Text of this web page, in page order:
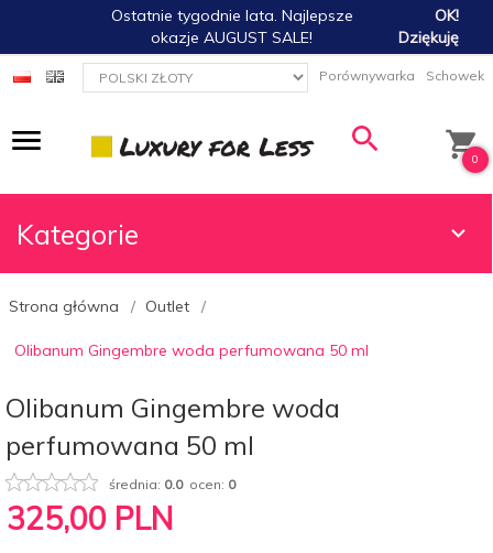
Ostatnie tygodnie lata. Najlepsze
okazje AUGUST SALE!
OK!
Dziękuję
currency_h Porównywarka Schowek
0
Kategorie
Strona główna Outlet
Olibanum Gingembre woda perfumowana 50 ml
Olibanum Gingembre woda
perfumowana 50 ml
średnia: 0.0ocen: 0
325,00 PLN